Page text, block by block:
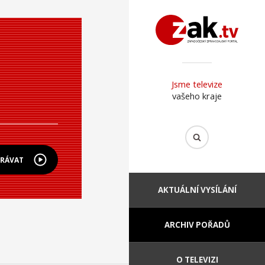
Jsme televize
vašeho kraje
AKTUÁLNÍ VYSÍLÁNÍ
ARCHIV POŘADŮ
O TELEVIZI